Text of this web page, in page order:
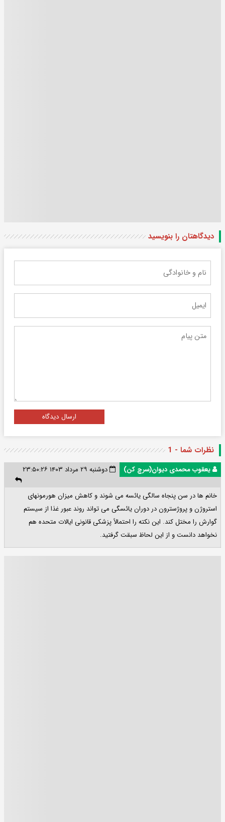
دیدگاهتان را بنویسید
ارسال دیدگاه
نظرات شما - 1
یعقوب محمدی دیوان(سرچ کن) دوشنبه ۲۹ مرداد ۱۴۰۳ ۲۳:۵۰:۲۶
خانم ها در سن پنجاه سالگی یائسه می شوند و کاهش میزان هورمونهای
استروژن و پروژسترون در دوران یائسگی می تواند روند عبور غذا از سیستم
گوارش را مختل کند. این نکته را احتمالاً پزشکی قانونی ایالات متحده هم
نخواهد دانست و از این لحاظ سبقت گرفتید.